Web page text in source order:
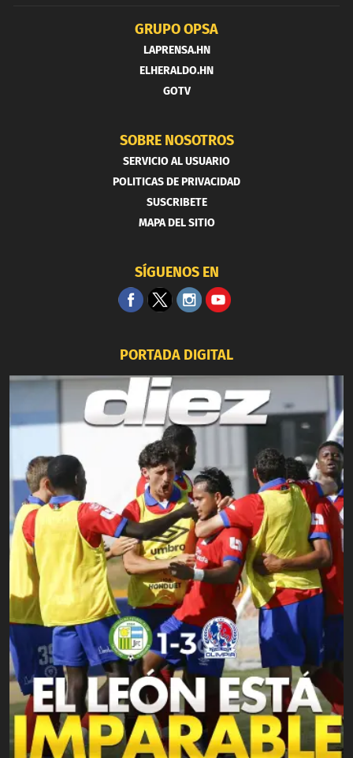
GRUPO OPSA
LAPRENSA.HN
ELHERALDO.HN
GOTV
SOBRE NOSOTROS
SERVICIO AL USUARIO
POLITICAS DE PRIVACIDAD
SUSCRIBETE
MAPA DEL SITIO
SÍGUENOS EN
PORTADA DIGITAL